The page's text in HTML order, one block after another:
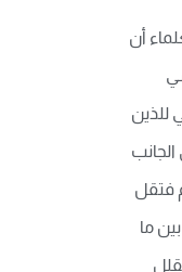
أن
أجريت عام 2014 أن المشي
للذين
فتقل
ما
أنه يخفض ضغط الدم بمعدل 11 نقطة، ويقلل